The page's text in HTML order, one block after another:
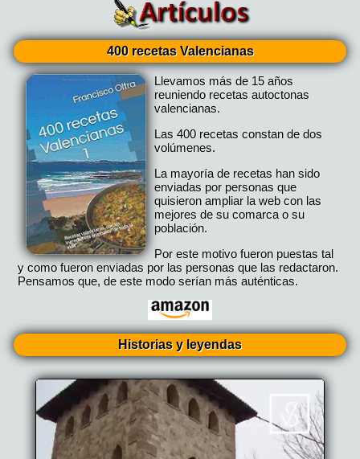
400 recetas Valencianas
Llevamos más de 15 años
reuniendo recetas autoctonas
valencianas.
Las 400 recetas constan de dos
volúmenes.
La mayoría de recetas han sido
enviadas por personas que
quisieron ampliar la web con las
mejores de su comarca o su
población.
Por este motivo fueron puestas tal
y como fueron enviadas por las personas que las redactaron.
Pensamos que, de este modo serían más auténticas.
Historias y leyendas